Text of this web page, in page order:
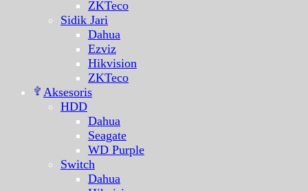
ZKTeco
Sidik Jari
Dahua
Ezviz
Hikvision
ZKTeco
Aksesoris
HDD
Dahua
Seagate
WD Purple
Switch
Dahua